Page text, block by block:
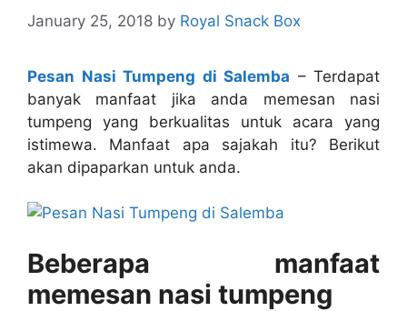
January 25, 2018 by Royal Snack Box
Pesan Nasi Tumpeng di Salemba – Terdapat
banyak manfaat jika anda memesan nasi
tumpeng yang berkualitas untuk acara yang
istimewa. Manfaat apa sajakah itu? Berikut
akan dipaparkan untuk anda.
Beberapa manfaat
memesan nasi tumpeng